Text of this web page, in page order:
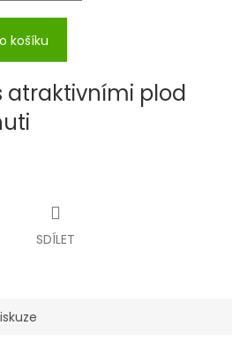
košíku
atraktivními plod
SDÍLET